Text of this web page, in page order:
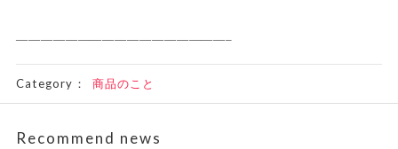
—————————————————–
Category： 商品のこと
Recommend news